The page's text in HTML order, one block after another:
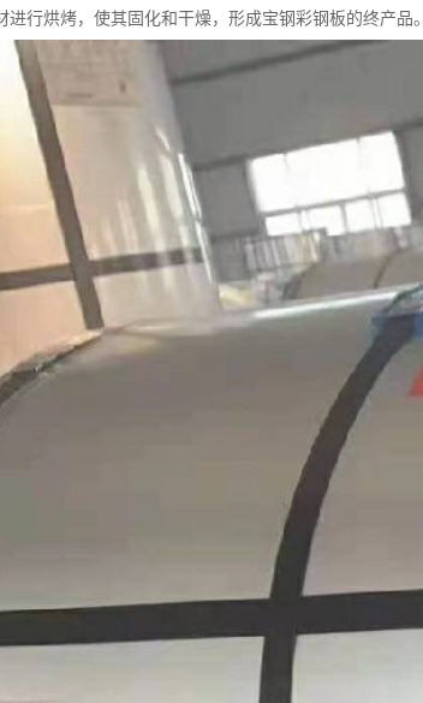
进行烘烤，使其固化和干燥，形成宝钢彩钢板的终产品。